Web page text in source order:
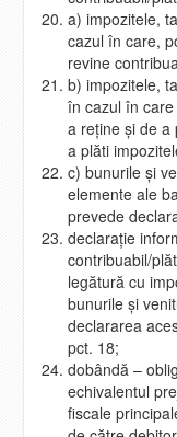
a) impozitele,
cazul în care,
revine
b) impozitele,
în cazul în
a reţine şi de a
a plăti
c) bunurile şi
elemente ale
prevede
declaraţie
contribuabil/
legătură cu
bunurile şi
declararea
pct. 18;
dobândă –
echivalentul
fiscale